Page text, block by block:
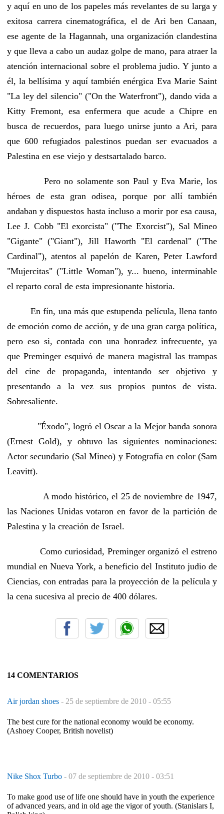
y aquí en uno de los papeles más revelantes de su larga y
exitosa carrera cinematográfica, el de Ari ben Canaan,
ese agente de la Hagannah, una organización clandestina
y que lleva a cabo un audaz golpe de mano, para atraer la
atención internacional sobre el problema judio. Y junto a
él, la bellísima y aquí también enérgica Eva Marie Saint
"La ley del silencio" ("On the Waterfront"), dando vida a
Kitty Fremont, esa enfermera que acude a Chipre en
busca de recuerdos, para luego unirse junto a Ari, para
que 600 refugiados palestinos puedan ser evacuados a
Palestina en ese viejo y destsartalado barco.
Pero no solamente son Paul y Eva Marie, los
héroes de esta gran odisea, porque por allí también
andaban y dispuestos hasta incluso a morir por esa causa,
Lee J. Cobb "El exorcista" ("The Exorcist"), Sal Mineo
"Gigante" ("Giant"), Jill Haworth "El cardenal" ("The
Cardinal"), atentos al papelón de Karen, Peter Lawford
"Mujercitas" ("Little Woman"), y... bueno, interminable
el reparto coral de esta impresionante historia.
En fín, una más que estupenda película, llena tanto
de emoción como de acción, y de una gran carga política,
pero eso si, contada con una honradez infrecuente, ya
que Preminger esquivó de manera magistral las trampas
del cine de propaganda, intentando ser objetivo y
presentando a la vez sus propios puntos de vista.
Sobresaliente.
"Éxodo", logró el Oscar a la Mejor banda sonora
(Ernest Gold), y obtuvo las siguientes nominaciones:
Actor secundario (Sal Mineo) y Fotografía en color (Sam
Leavitt).
A modo histórico, el 25 de noviembre de 1947,
las Naciones Unidas votaron en favor de la partición de
Palestina y la creación de Israel.
Como curiosidad, Preminger organizó el estreno
mundial en Nueva York, a beneficio del Instituto judio de
Ciencias, con entradas para la proyección de la película y
la cena sucesiva al precio de 400 dólares.
14 COMENTARIOS
Air jordan shoes - 25 de septiembre de 2010 - 05:55
The best cure for the national economy would be economy.
(Ashoey Cooper, British novelist)
Nike Shox Turbo - 07 de septiembre de 2010 - 03:51
To make good use of life one should have in youth the experience
of advanced years, and in old age the vigor of youth. (Stanislars I,